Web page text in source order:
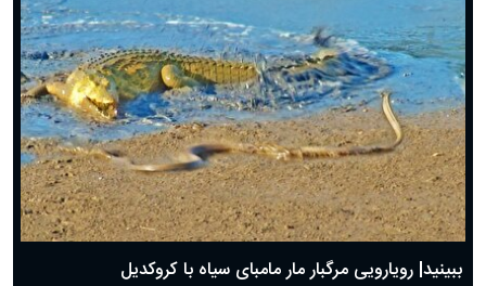
ببینید| رویارویی مرگبار مار مامبای سیاه با کروکدیل